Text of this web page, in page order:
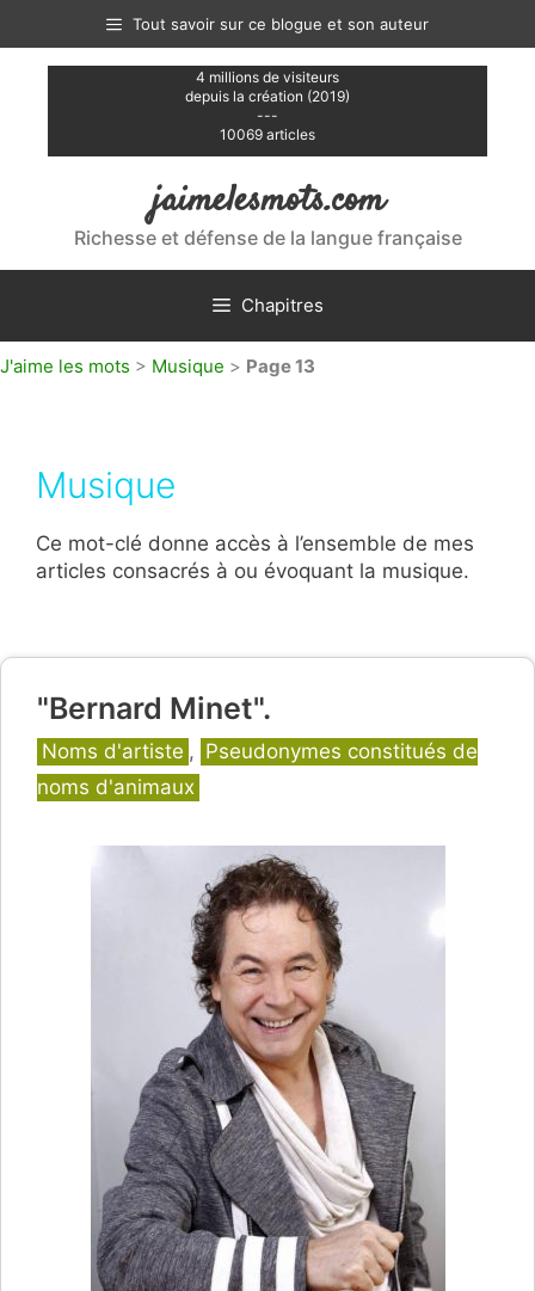
contenu
Tout savoir sur ce blogue et son auteur
4 millions de visiteurs
depuis la création (2019)
---
10069 articles
jaimelesmots.com
Richesse et défense de la langue française
Chapitres
J'aime les mots > Musique > Page 13
Musique
Ce mot-clé donne accès à l’ensemble de mes
articles consacrés à ou évoquant la musique.
"Bernard Minet".
Catégories
Noms d'artiste , Pseudonymes constitués de
noms d'animaux